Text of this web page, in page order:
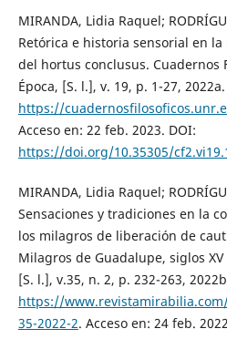
MIRANDA, Lidia Raquel;
Retórica e historia sensorial en
del hortus conclusus. Cuadernos
Época, [S. l.], v. 19, p. 1-27,
https://
Acceso en: 22 feb. 2023. DOI:
https://doi.org/10.35305/
MIRANDA, Lidia Raquel;
Sensaciones y tradiciones en la
los milagros de liberación de
Milagros de Guadalupe, siglos
[S. l.], v.35, n. 2, p. 232-263,
https://
35-2022-2. Acceso en: 24 feb.